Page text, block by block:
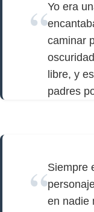
Yo era
caminar
libre, y
padres
Siempre
en nadie